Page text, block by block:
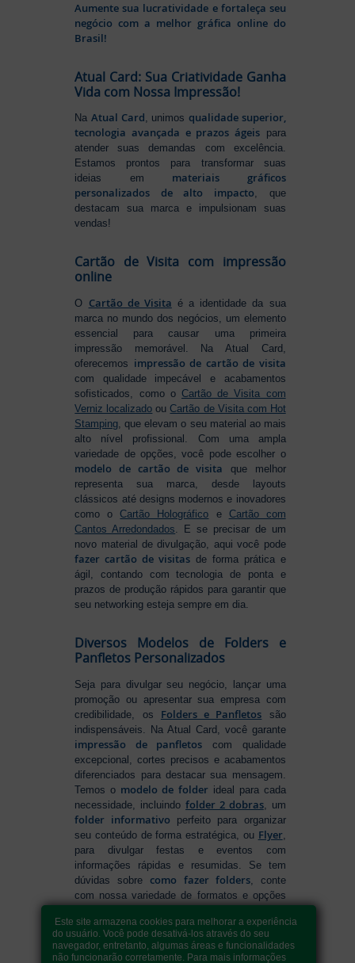
Aumente sua lucratividade e fortaleça seu
negócio com a melhor gráfica online do
Brasil!
Atual Card: Sua Criatividade Ganha
Vida com Nossa Impressão!
Na Atual Card, unimos qualidade superior,
tecnologia avançada e prazos ágeispara
atender suas demandas com excelência.
Estamos prontos para transformar suas
ideias em materiais gráficos
personalizados de alto impacto, que
destacam sua marca e impulsionam suas
vendas!
Cartão de Visita com impressão
online
O Cartão de Visita é a identidade da sua
marca no mundo dos negócios, um elemento
essencial para causar uma primeira
impressão memorável. Na Atual Card,
oferecemos impressão de cartão de visita
com qualidade impecável e acabamentos
sofisticados, como o Cartão de Visita com
Verniz localizado ouCartão de Visita com Hot
Stamping , que elevam o seu material ao mais
alto nível profissional. Com uma ampla
variedade de opções, você pode escolher o
modelo de cartão de visita que melhor
representa sua marca, desde layouts
clássicos até designs modernos e inovadores
como oCartão Holográfico e Cartão com
Cantos Arredondados . E se precisar de um
novo material de divulgação, aqui você pode
fazer cartão de visitas de forma prática e
ágil, contando com tecnologia de ponta e
prazos de produção rápidos para garantir que
seu networking esteja sempre em dia.
Diversos Modelos de Folders e
Panfletos Personalizados
Seja para divulgar seu negócio, lançar uma
promoção ou apresentar sua empresa com
credibilidade, os Folders e Panfletos são
indispensáveis. Na Atual Card, você garante
impressão de panfletos com qualidade
excepcional, cortes precisos e acabamentos
diferenciados para destacar sua mensagem.
Temos o modelo de folder ideal para cada
necessidade, incluindofolder 2 dobras, um
folder informativo perfeito para organizar
seu conteúdo de forma estratégica, ou Flyer
para divulgar festas e eventos com
informações rápidas e resumidas. Se tem
dúvidas sobrecomo fazer folders, conte
com nossa variedade de formatos e opções
destaca. Produção ágil, entrega rápida e
qualidade garantida para levar sua
comunicação a outro nível!
Este site armazena cookies para melhorar a experiência
do usuário. Você pode desativá-los através do seu
navegador, entretanto, algumas áreas e funcionalidades
não funcionarão corretamente. Para mais informações